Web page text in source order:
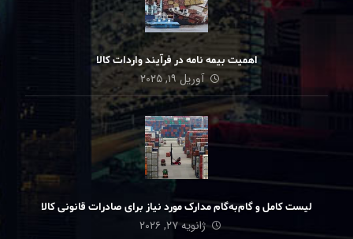
اهمیت بیمه نامه در فرآیند واردات کالا
آوریل ۱۹, ۲۰۲۵
لیست کامل و گام‌به‌گام مدارک مورد نیاز برای صادرات قانونی کالا
ژانویه ۲۷, ۲۰۲۶